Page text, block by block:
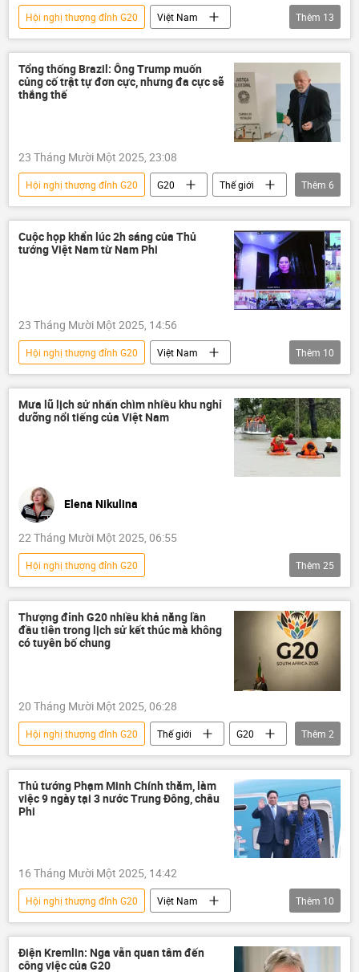
Hội nghị thượng đỉnh G20
Việt Nam
thông tin
Phạm Minh Chính
Chính trị
Bộ Chính Trị VN
EVN
quan hệ quốc tế
quan hệ
quan hệ chiến lược
Bộ Ngoại giao Việt Nam
G20
G20
Thêm 13
Tổng thống Brazil: Ông Trump muốn
củng cố trật tự đơn cực, nhưng đa cực sẽ
thắng thế
23 Tháng Mười Một 2025, 23:08
Hội nghị thượng đỉnh G20 G20
Thế giới
Donald Trump
Brazil
Luiz Inacio Lula da Silva
WTO
Hoa Kỳ
Chính trị
Thêm 6
Cuộc họp khẩn lúc 2h sáng của Thủ
tướng Việt Nam từ Nam Phi
23 Tháng Mười Một 2025, 14:56
Hội nghị thượng đỉnh G20
Việt Nam
Phạm Minh Chính
Thế giới
Nam Phi
Chính trị
thiên tai
Đắk Lắk
Khánh Hòa
Lâm Đồng
Thêm 10
Mưa lũ lịch sử nhấn chìm nhiều khu nghỉ
dưỡng nổi tiếng của Việt Nam
Elena Nikulina
22 Tháng Mười Một 2025, 06:55
Hội nghị thượng đỉnh G20
Việt Nam trên báo chí nước ngoài
Việt Nam
Nga
VTB
Châu Âu
châu Phi
Hà Nội
Nhật Bản
Hàn Quốc
du khách
Du lịch
đi du lịch
Phạm Minh Chính
AI
Đắk Lắk
Gia Lai
G20
Thêm 25
Thượng đỉnh G20 nhiều khả năng lần
đầu tiên trong lịch sử kết thúc mà không
có tuyên bố chung
20 Tháng Mười Một 2025, 06:28
Hội nghị thượng đỉnh G20 Thế giới
G20
Nam Phi
Kinh tế
Thêm 2
Thủ tướng Phạm Minh Chính thăm, làm
việc 9 ngày tại 3 nước Trung Đông, châu
Phi
16 Tháng Mười Một 2025, 14:42
Hội nghị thượng đỉnh G20
Việt Nam
G20
G20
Thế giới
Chính trị
Kuwait
Nam Phi
Thêm 10
Điện Kremlin: Nga vẫn quan tâm đến
công việc của G20